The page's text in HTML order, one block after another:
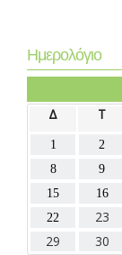
Ημερολόγιο
Δ
Τ
1 2
8 9
15
16
22
23
29
30